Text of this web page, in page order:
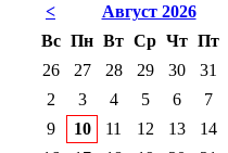
<
Август 2026
Вс Пн Вт Ср Чт Пт
26
27 28 29 30 31
2
3 4 5 6 7
9
10 11 12 13 14